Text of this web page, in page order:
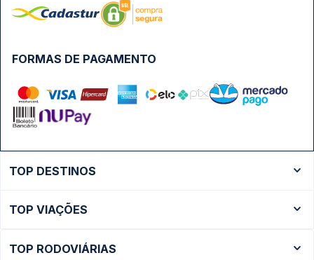
FORMAS DE PAGAMENTO
TOP DESTINOS
Ônibus São Paulo
TOP VIAÇÕES
TOP RODOVIÁRIAS